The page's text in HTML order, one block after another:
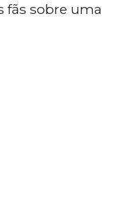
fãs sobre uma